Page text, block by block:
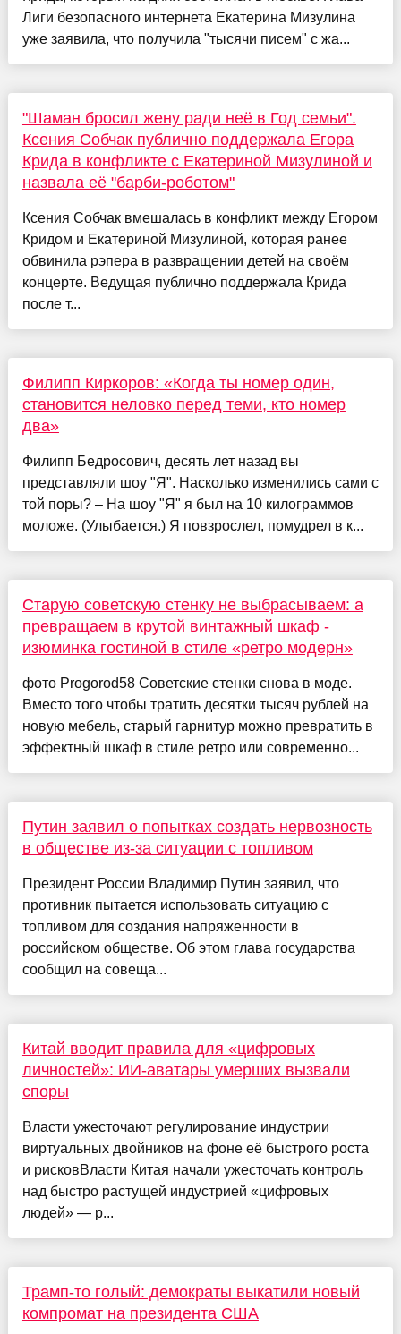
Лиги безопасного интернета Екатерина Мизулина
уже заявила, что получила "тысячи писем" с жа...
"Шаман бросил жену ради неё в Год семьи".
Ксения Собчак публично поддержала Егора
Крида в конфликте с Екатериной Мизулиной и
назвала её "барби-роботом"
Ксения Собчак вмешалась в конфликт между Егором
Кридом и Екатериной Мизулиной, которая ранее
обвинила рэпера в развращении детей на своём
концерте. Ведущая публично поддержала Крида
после т...
Филипп Киркоров: «Когда ты номер один,
становится неловко перед теми, кто номер
два»
Филипп Бедросович, десять лет назад вы
представляли шоу "Я". Насколько изменились сами с
той поры? – На шоу "Я" я был на 10 килограммов
моложе. (Улыбается.) Я повзрослел, помудрел в к...
Старую советскую стенку не выбрасываем: а
превращаем в крутой винтажный шкаф -
изюминка гостиной в стиле «ретро модерн»
фото Progorod58 Советские стенки снова в моде.
Вместо того чтобы тратить десятки тысяч рублей на
новую мебель, старый гарнитур можно превратить в
эффектный шкаф в стиле ретро или современно...
Путин заявил о попытках создать нервозность
в обществе из-за ситуации с топливом
Президент России Владимир Путин заявил, что
противник пытается использовать ситуацию с
топливом для создания напряженности в
российском обществе. Об этом глава государства
сообщил на совеща...
Китай вводит правила для «цифровых
личностей»: ИИ-аватары умерших вызвали
споры
Власти ужесточают регулирование индустрии
виртуальных двойников на фоне её быстрого роста
и рисковВласти Китая начали ужесточать контроль
над быстро растущей индустрией «цифровых
людей» — р...
Трамп-то голый: демократы выкатили новый
компромат на президента США